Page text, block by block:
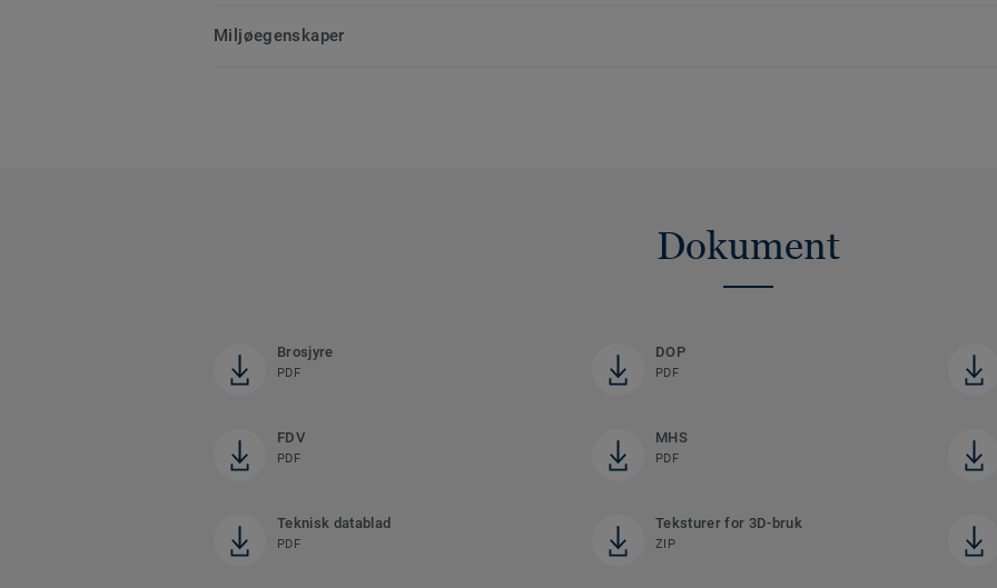
Miljøegenskaper
Dokument
Brosjyre
PDF
DOP
PDF
FDV
PDF
MHS
PDF
Teknisk datablad
PDF
Teksturer for 3D-bruk
ZIP